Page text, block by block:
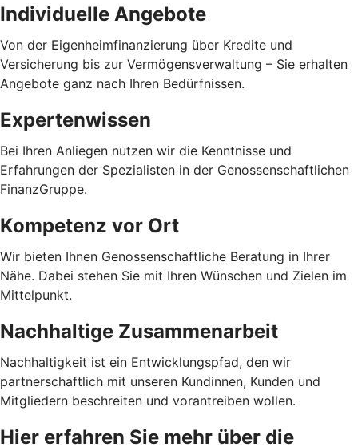
Individuelle Angebote
Von der Eigenheimfinanzierung über Kredite und
Versicherung bis zur Vermögensverwaltung – Sie erhalten
Angebote ganz nach Ihren Bedürfnissen.
Expertenwissen
Bei Ihren Anliegen nutzen wir die Kenntnisse und
Erfahrungen der Spezialisten in der Genossenschaftlichen
FinanzGruppe.
Kompetenz vor Ort
Wir bieten Ihnen Genossenschaftliche Beratung in Ihrer
Nähe. Dabei stehen Sie mit Ihren Wünschen und Zielen im
Mittelpunkt.
Nachhaltige Zusammenarbeit
Nachhaltigkeit ist ein Entwicklungspfad, den wir
partnerschaftlich mit unseren Kundinnen, Kunden und
Mitgliedern beschreiten und vorantreiben wollen.
Hier erfahren Sie mehr über die